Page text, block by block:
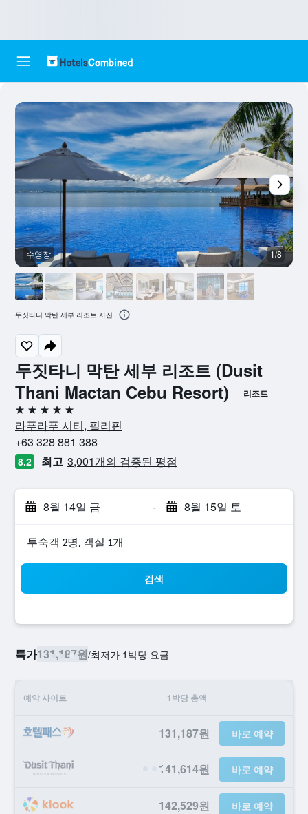
두짓타니 막탄 세부 리조트 (Dusit
Thani Mactan Cebu Resort)
리조트
5성급
라푸라푸 시티, 필리핀
+63 328 881 388
8.2 최고 3,001개의 검증된 평점
8월 14일 금 - 8월 15일 토
​투숙객 2​명, ​객실 1개
검색
특가131,187원/​최저가 1박당 요금
예약 사이트 1박당 총액
131,187원 바로 예약
141,614원 바로 예약
142,529원 바로 예약
수영장 1/8
두짓타니 막탄 세부 리조트 사진